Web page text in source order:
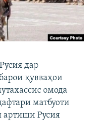
дар
қувваҳои
омода
матбуоти
артиши Русия